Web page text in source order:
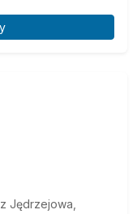
Jędrzejowa,